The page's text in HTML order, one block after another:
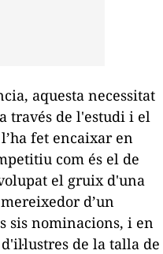
aquesta necessitat
través de l'estudi i el
fet encaixar en
com és el de
el gruix d'una
d’un
sis nominacions, i en
de la talla de